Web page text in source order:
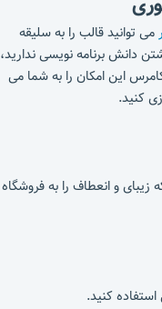
می توانید قالب را به سلیقه
دانش برنامه نویسی ندارید،
این امکان را به شما می
کنید.
مختلف است که زیبای و انعطاف را به فروشگاه
کنید.